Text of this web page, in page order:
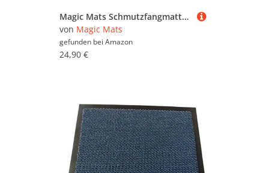
Magic Mats Schmutzfangmatte Türmatte Bern Farbe Terra ca. 60 x 150 cm
von Magic Mats
gefunden bei Amazon
24,90 €